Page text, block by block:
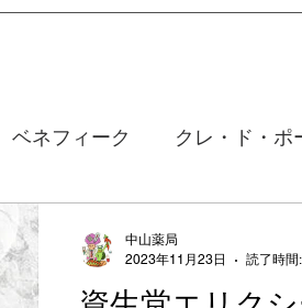
ベネフィーク クレ・ド・ポ
中山薬局
2023年11月23日
読了時間